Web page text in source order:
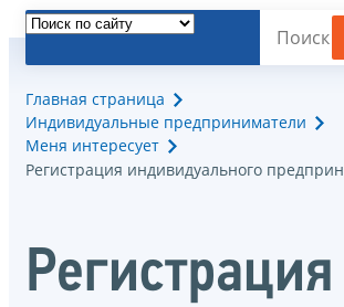
Главная страница
Индивидуальные предприниматели
Меня интересует
Регистрация индивидуального
Регистрация